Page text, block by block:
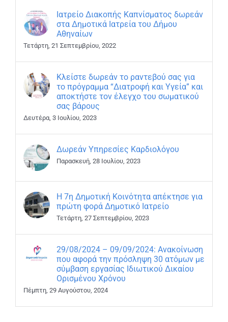
Ιατρείο Διακοπής Καπνίσματος δωρεάν
στα Δημοτικά Ιατρεία του Δήμου
Αθηναίων
Τετάρτη, 21 Σεπτεμβρίου, 2022
Κλείστε δωρεάν το ραντεβού σας για
το πρόγραμμα “Διατροφή και Υγεία” και
αποκτήστε τον έλεγχο του σωματικού
σας βάρους
Δευτέρα, 3 Ιουλίου, 2023
Δωρεάν Υπηρεσίες Καρδιολόγου
Παρασκευή, 28 Ιουλίου, 2023
Η 7η Δημοτική Κοινότητα απέκτησε για
πρώτη φορά Δημοτικό Ιατρείο
Τετάρτη, 27 Σεπτεμβρίου, 2023
29/08/2024 – 09/09/2024: Ανακοίνωση
που αφορά την πρόσληψη 30 ατόμων με
σύμβαση εργασίας Ιδιωτικού Δικαίου
Ορισμένου Χρόνου
Πέμπτη, 29 Αυγούστου, 2024